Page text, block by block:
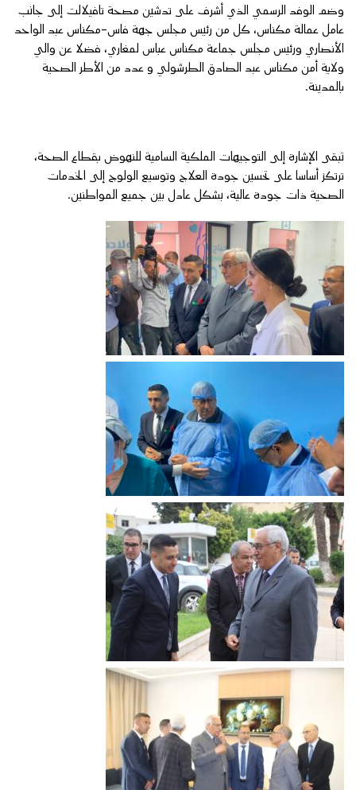
وضم الوفد الرسمي الذي أشرف على تدشين مصحة تافيلالت إلى جانب
عامل عمالة مكناس، كل من رئيس مجلس جهة فاس-مكناس عبد الواحد
الأنصاري ورئيس مجلس جماعة مكناس عباس لمغاري، فضلا عن والي
ولاية أمن مكناس عبد الصادق الطرشولي و عدد من الأطر الصحية
بالمدينة.
تبقى الإشارة إلى التوجيهات الملكية السامية للنهوض بقطاع الصحة،
ترتكز أساسا على تحسين جودة العلاج وتوسيع الولوج إلى الخدمات
الصحية ذات جودة عالية، بشكل عادل بين جميع المواطنين.